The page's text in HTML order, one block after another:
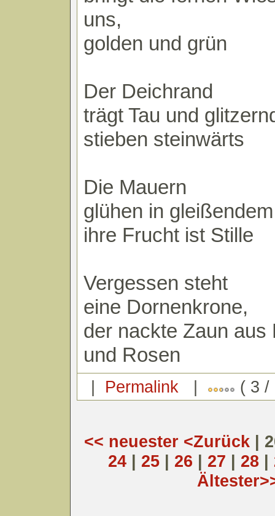
uns,
golden und grün
Der Deichrand
trägt Tau und
stieben steinwärts
Die Mauern
glühen in
ihre Frucht ist Stille
Vergessen steht
eine Dornenkrone,
der nackte Zaun aus
und Rosen
| Permalink | ( 3 /
<< neuester <Zurück
|
24
25 26 27 28